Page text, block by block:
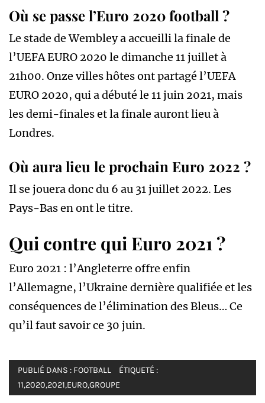
Où se passe l’Euro 2020 football ?
Le stade de Wembley a accueilli la finale de
l’UEFA EURO 2020 le dimanche 11 juillet à
21h00. Onze villes hôtes ont partagé l’UEFA
EURO 2020, qui a débuté le 11 juin 2021, mais
les demi-finales et la finale auront lieu à
Londres.
Où aura lieu le prochain Euro 2022 ?
Il se jouera donc du 6 au 31 juillet 2022. Les
Pays-Bas en ont le titre.
Qui contre qui Euro 2021 ?
Euro 2021 : l’Angleterre offre enfin
l’Allemagne, l’Ukraine dernière qualifiée et les
conséquences de l’élimination des Bleus… Ce
qu’il faut savoir ce 30 juin.
PUBLIÉ DANS : FOOTBALL
ÉTIQUETÉ :
11,2020,2021,EURO,GROUPE